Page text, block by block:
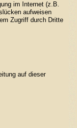
im Internet (z.B.
aufweisen
Zugriff durch Dritte
auf dieser